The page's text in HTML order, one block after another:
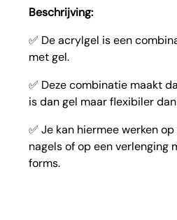
Beschrijving:
✅ De acrylgel is een
met gel.
✅ Deze combinatie maakt
is dan gel maar flexibiler
✅ Je kan hiermee werken
nagels of op een verlenging
forms.